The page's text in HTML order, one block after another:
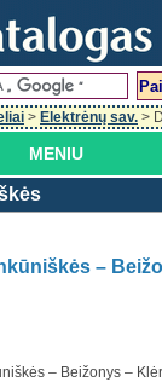
> Elektrėnų sav. >
MENIU
–
– Beižonys –